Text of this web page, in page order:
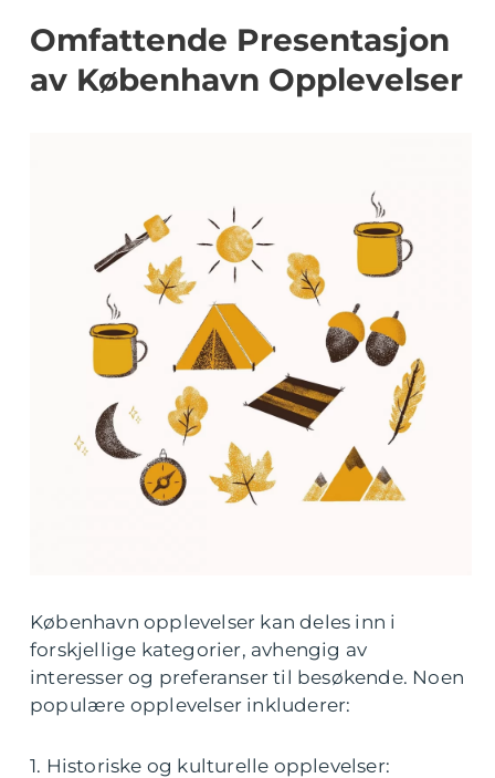
Omfattende Presentasjon
av København Opplevelser
København opplevelser kan deles inn i
forskjellige kategorier, avhengig av
interesser og preferanser til besøkende. Noen
populære opplevelser inkluderer:
1. Historiske og kulturelle opplevelser: